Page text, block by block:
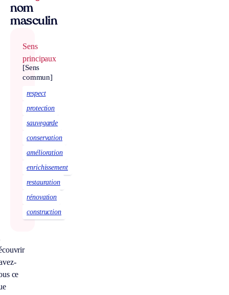
nom
masculin
Sens
principaux
[Sens
commun]
respect
protection
sauvegarde
conservation
amélioration
enrichissement
restauration
rénovation
construction
ce